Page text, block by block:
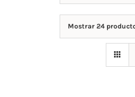
Mostrar 24